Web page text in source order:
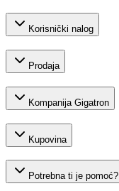
Korisnički nalog
Prodaja
Kompanija Gigatron
Kupovina
Potrebna ti je pomoć?